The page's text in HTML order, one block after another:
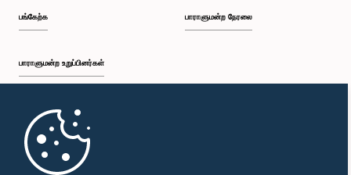
பங்கேற்க
பாராளுமன்ற உறுப்பினர்கள்
முதற்பக்கம்
பாராளுமன்ற நேரலை